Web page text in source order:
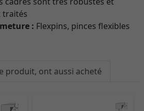
traités
: Flexpins, pinces flexibles
produit, ont aussi acheté